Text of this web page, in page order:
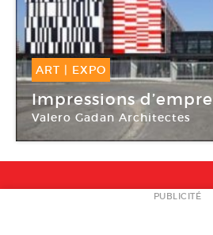
ART | EXPO
11 Déc -09 Jan
Impressions
Valero Gadan Architectes
Galerie d’architecture
PUBLICITÉ